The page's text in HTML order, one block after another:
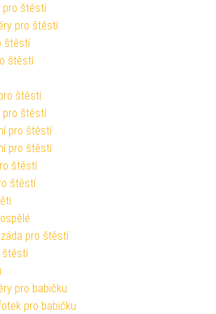
pro štěstí
pro štěstí
štěstí
štěstí
štěstí
pro štěstí
pro štěstí
pro štěstí
štěstí
štěstí
pro štěstí
štěstí
pro babičku
pro babičku